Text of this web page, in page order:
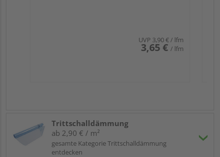
UVP 3,90 €/ lfm
3,65 € / lfm
Trittschalldämmung
ab 2,90 € / m²
gesamte Kategorie Trittschalldämmung
entdecken